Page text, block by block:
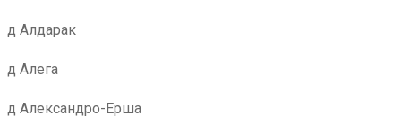
д Алдарак
д Алега
д Александро-Ерша